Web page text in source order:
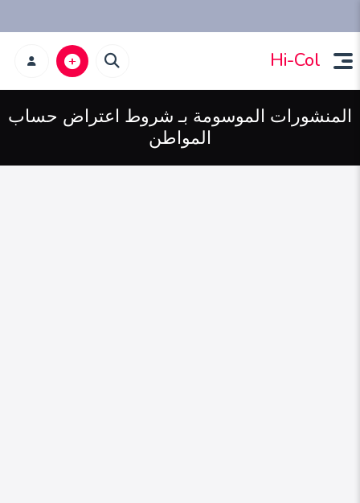
Hi-Col
المنشورات الموسومة بـ شروط اعتراض حساب
المواطن